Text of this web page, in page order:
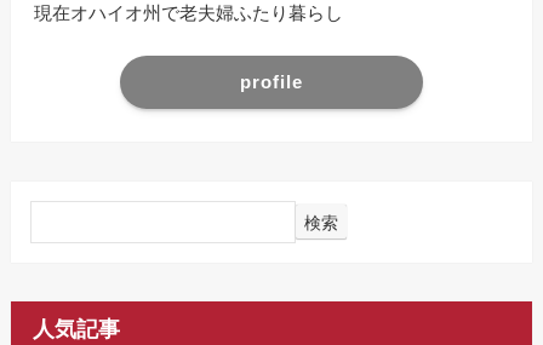
現在オハイオ州で老夫婦ふたり暮らし
profile
検索
人気記事